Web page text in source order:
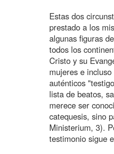
Estas dos
prestado a los
algunas figuras
todos los
Cristo y su
mujeres e
auténticos
lista de beatos,
merece ser
catequesis, sino
Ministerium, 3).
testimonio sigue